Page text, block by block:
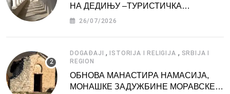
НА ДЕДИЊУ –ТУРИСТИЧКА
АТРАКЦИЈА
26/07/2026
DOGAĐAJI , ISTORIJA I RELIGIJA , SRBIJA I
REGION
ОБНОВА МАНАСТИРА НАМАСИЈА,
МОНАШКЕ ЗАДУЖБИНЕ МОРАВСКЕ